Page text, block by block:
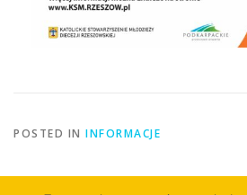
POSTED IN INFORMACJE